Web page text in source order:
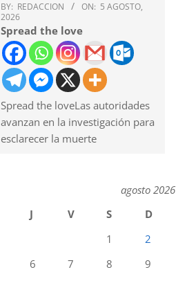
BY: REDACCION ON: 5 AGOSTO,
2026
Spread the love
Spread the loveLas autoridades
avanzan en la investigación para
esclarecer la muerte
agosto 2026
J V S
D
1
2
6 7 8
9